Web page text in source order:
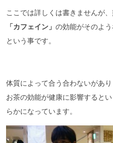
ここでは詳しくは書きませんが
「カフェイン」 の効能がそのよ
という事です。
体質によって合う合わないがあ
お茶の効能が健康に影響すると
らかになっています。